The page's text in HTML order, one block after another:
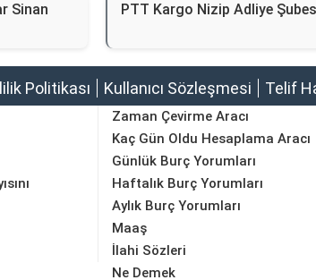
Sinan
PTT Kargo Nizip Adliye
Politikası Kullanıcı Sözleşmesi Telif
Zaman Çevirme Aracı
Kaç Gün Oldu Hesaplama Aracı
Günlük Burç Yorumları
Haftalık Burç Yorumları
Aylık Burç Yorumları
Maaş
İlahi Sözleri
Ne Demek